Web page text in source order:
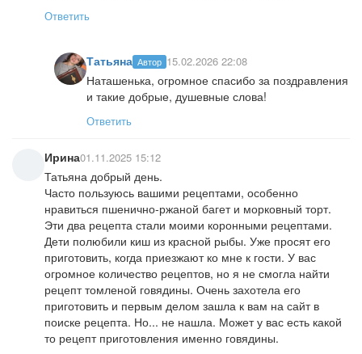
Ответить
Татьяна Автор 15.02.2026 22:08
Наташенька, огромное спасибо за поздравления
и такие добрые, душевные слова!
Ответить
Ирина01.11.2025 15:12
Татьяна добрый день.
Часто пользуюсь вашими рецептами, особенно
нравиться пшенично-ржаной багет и морковный торт.
Эти два рецепта стали моими коронными рецептами.
Дети полюбили киш из красной рыбы. Уже просят его
приготовить, когда приезжают ко мне к гости. У вас
огромное количество рецептов, но я не смогла найти
рецепт томленой говядины. Очень захотела его
приготовить и первым делом зашла к вам на сайт в
поиске рецепта. Но... не нашла. Может у вас есть какой
то рецепт приготовления именно говядины.